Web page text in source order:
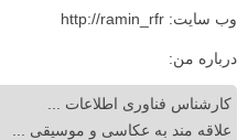
وب سایت: http://ramin_rfr
درباره من:
کارشناس فناوری اطلاعات ...
علاقه مند به عکاسی و موسیقی ...